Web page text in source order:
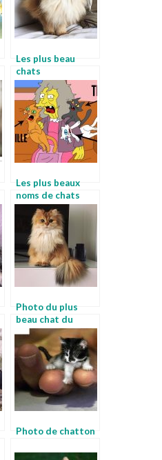
Les plus beau
chats
Les plus beaux
noms de chats
Photo du plus
beau chat du
monde
Photo de chatton